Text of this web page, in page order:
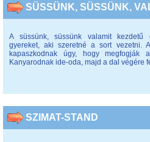
SÜSSÜNK, SÜSSÜNK,
A süssünk, süssünk valamit kezdetű
gyereket, aki szeretné a sort vezetni.
kapaszkodnak úgy, hogy megfogják
Kanyarodnak ide-oda, majd a dal végére
SZIMAT-STAND